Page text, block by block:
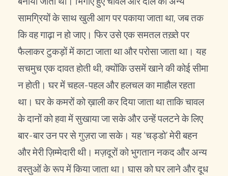
सामग्रियों के साथ खुली आग पर पकाया जाता था, जब तक
कि वह गाढ़ा न हो जाए। फिर उसे एक समतल तख़्ते पर
फैलाकर टुकड़ों में काटा जाता था और परोसा जाता था। यह
सचमुच एक दावत होती थी, क्योंकि उसमें खाने की कोई सीमा
न होती। घर में चहल-पहल और हलचल का माहौल रहता
था। घर के कमरों को ख़ाली कर दिया जाता था ताकि चावल
के दानों को हवा में सुखाया जा सके और उन्हें पलटने के लिए
बार-बार उन पर से गुज़रा जा सके। यह ‘चड्डो’ मेरी बहन
और मेरी ज़िम्मेदारी थी। मज़दूरों को भुगतान नकद और अन्य
वस्तुओं के रूप में किया जाता था। घास को घर लाने और दूध